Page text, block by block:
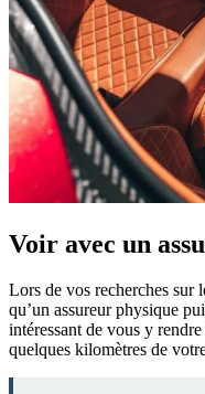
Voir avec un
Lors de vos recherches sur
qu’un assureur physique
intéressant de vous y
quelques kilomètres de